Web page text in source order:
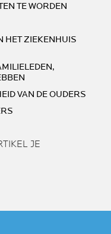
TE WORDEN
HET ZIEKENHUIS
VAN DE OUDERS
JE